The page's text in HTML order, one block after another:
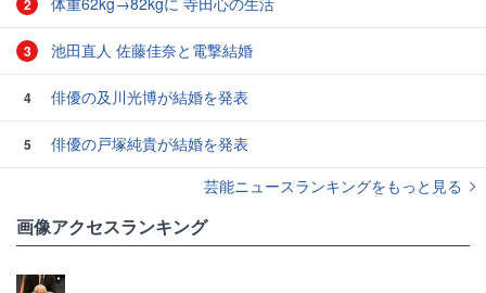
3 池田直人 佐藤佳奈と電撃結婚
4 俳優の及川光博が結婚を発表
5
俳優の戸塚純貴が結婚を発表
芸能ニュースランキングをもっと見る
画像アクセスランキング